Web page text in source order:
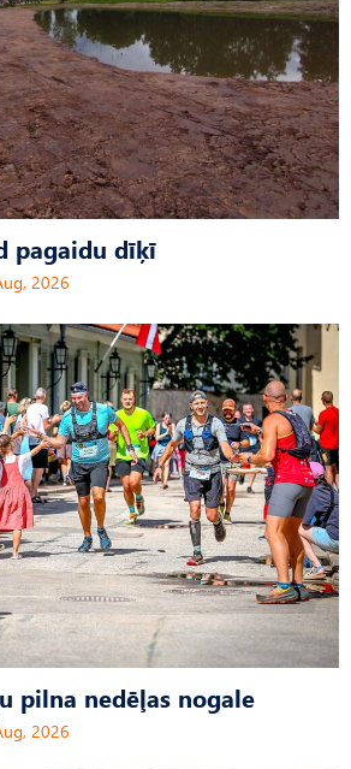
pagaidu dīķī
2026
pilna nedēļas nogale
2026